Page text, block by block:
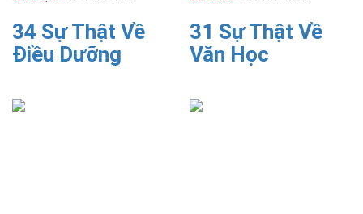
34 Sự Thật Về
Điều Dưỡng
31 Sự Thật Về
Văn Học